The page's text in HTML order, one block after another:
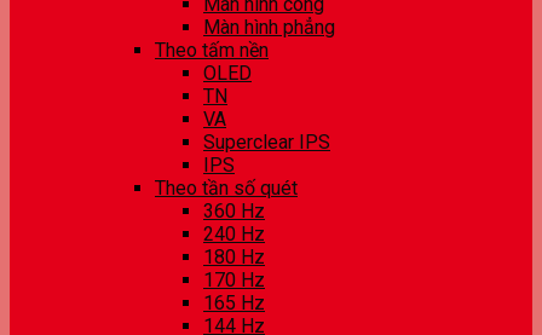
Màn hình phẳng
Theo tấm nền
OLED
TN
VA
Superclear IPS
IPS
Theo tần số quét
360 Hz
240 Hz
180 Hz
170 Hz
165 Hz
144 Hz